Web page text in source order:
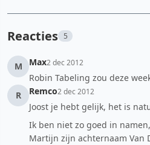
Reacties 5
M Max2 dec 2012
Robin Tabeling zou deze
R
Remco2 dec 2012
Joost je hebt gelijk, het is
Ik ben niet zo goed in
Martijn zijn achternaam Van